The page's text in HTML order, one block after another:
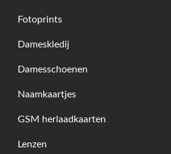
Fotoprints
Dameskledij
Damesschoenen
Naamkaartjes
GSM herlaadkaarten
Lenzen